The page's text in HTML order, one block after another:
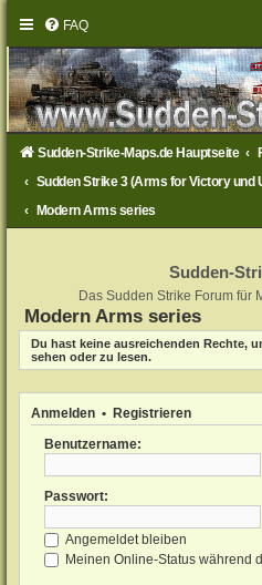
FAQ
Sudden-Strike-Maps.de Hauptseite
Sudden Strike 3 (Arms for Victory und
Modern Arms series
Sudden-
Das Sudden Strike Forum für
Modern Arms series
Du hast keine ausreichenden Rechte,
sehen oder zu lesen.
Anmelden • Registrieren
Benutzername:
Passwort:
Angemeldet bleiben
Meinen Online-Status während